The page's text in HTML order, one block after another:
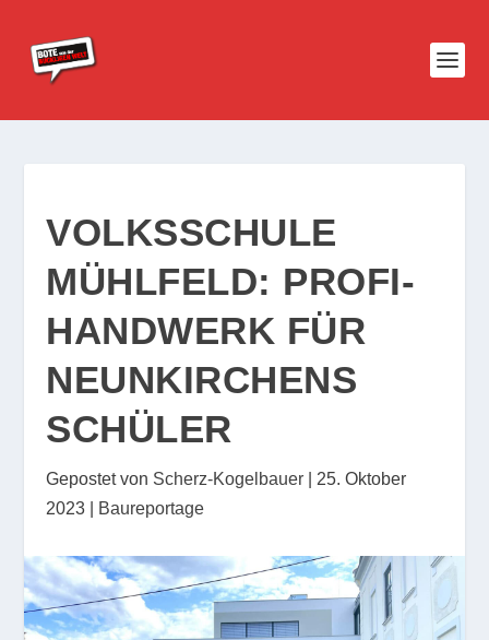
VOLKSSCHULE
MÜHLFELD: PROFI-
HANDWERK FÜR
NEUNKIRCHENS
SCHÜLER
Gepostet von Scherz-Kogelbauer
25. Oktober
2023
Baureportage